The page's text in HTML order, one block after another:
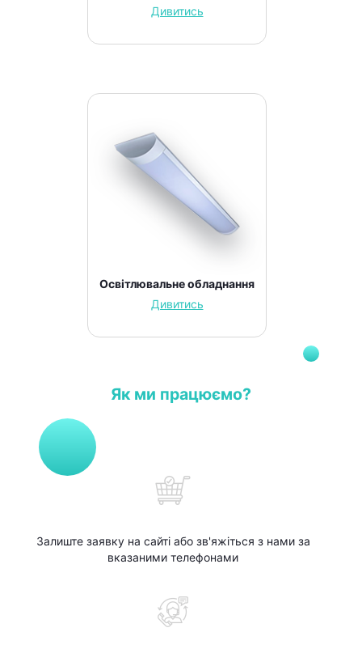
Дивитись
Освітлювальне обладнання
Дивитись
Як ми працюємо?
Залиште заявку на сайті або зв'яжіться з нами за
вказаними телефонами